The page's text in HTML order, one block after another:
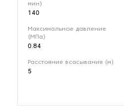
мин)
140
Максимальное давление
(МПа)
0.84
Расстояние всасывания (м)
5